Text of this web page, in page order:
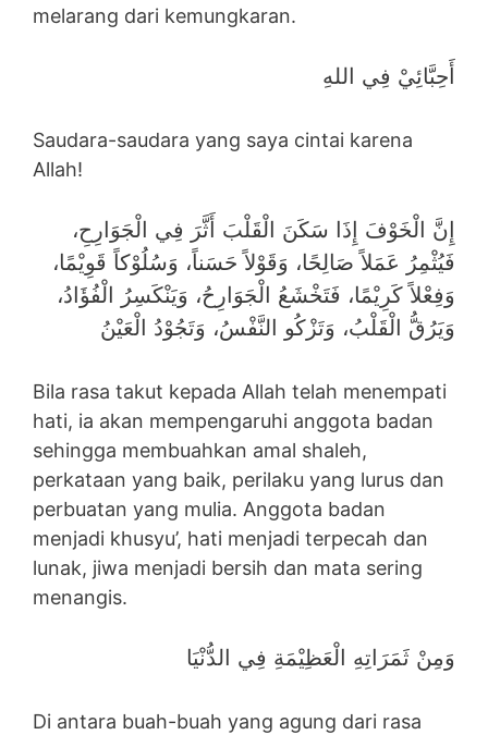
melarang dari kemungkaran.
أَحِبَّائِيْ فِي اللهِ
Saudara-saudara yang saya cintai karena
Allah!
إِنَّ الْخَوْفَ إِذَا سَكَنَ الْقَلْبَ أَثَّرَ فِي الْجَوَارِحِ،
فَيُثْمِرُ عَمَلاً صَالِحًا، وَقَوْلاً حَسَناً، وَسُلُوْكاً قَوِيْمًا،
وَفِعْلاً كَرِيْمًا، فَتَخْشَعُ الْجَوَارِحُ، وَيَنْكَسِرُ الْفُؤَادُ،
وَيَرُقُّ الْقَلْبُ، وَتَزْكُو النَّفْسُ، وَتَجُوْدُ الْعَيْنُ
Bila rasa takut kepada Allah telah menempati
hati, ia akan mempengaruhi anggota badan
sehingga membuahkan amal shaleh,
perkataan yang baik, perilaku yang lurus dan
perbuatan yang mulia. Anggota badan
menjadi khusyu’, hati menjadi terpecah dan
lunak, jiwa menjadi bersih dan mata sering
menangis.
وَمِنْ ثَمَرَاتِهِ الْعَظِيْمَةِ فِي الدُّنْيَا
Di antara buah-buah yang agung dari rasa